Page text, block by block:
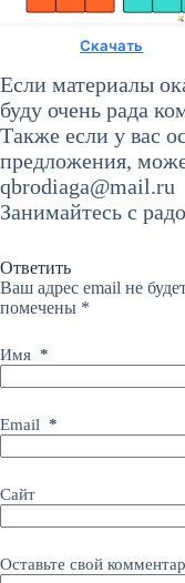
Скачать
Если материалы
буду очень рада
Также если у вас
предложения,
qbrodiaga@mail.ru
Занимайтесь с
Ответить
Ваш адрес email не
помечены *
Имя *
Email *
Сайт
Оставьте свой